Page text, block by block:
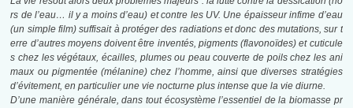
rs del’eau… il y a moins d’eau) et contre les UV. Une épaisseur infime d’eau
(un simple film) suffisait à protéger des radiations et donc des mutations, sur t
erre d’autres moyens doivent être inventés, pigments (flavonoïdes) et cuticule
s chez les végétaux, écailles, plumes ou peau couverte de poils chez les ani
maux ou pigmentée (mélanine)chez l’homme, ainsi que diverses stratégies
d’évitement, en particulier une vie nocturneplus intense que la vie diurne.
D’une manière générale, dans tout écosystème l’essentiel de la biomasse pr